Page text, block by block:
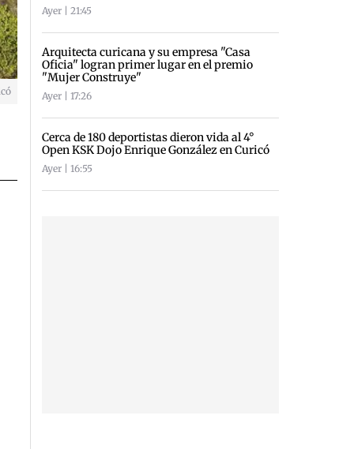
Ayer | 21:45
Arquitecta curicana y su empresa "Casa
Oficia" logran primer lugar en el premio
"Mujer Construye"
Ayer | 17:26
Cerca de 180 deportistas dieron vida al 4°
Open KSK Dojo Enrique González en Curicó
Ayer | 16:55